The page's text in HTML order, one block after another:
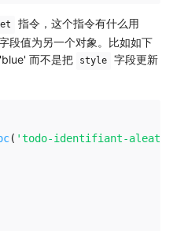
指令，这个指令有什么用
段值为另一个对象。比如如下
而不是把 style
字段更新
( 'todo-identifiant-